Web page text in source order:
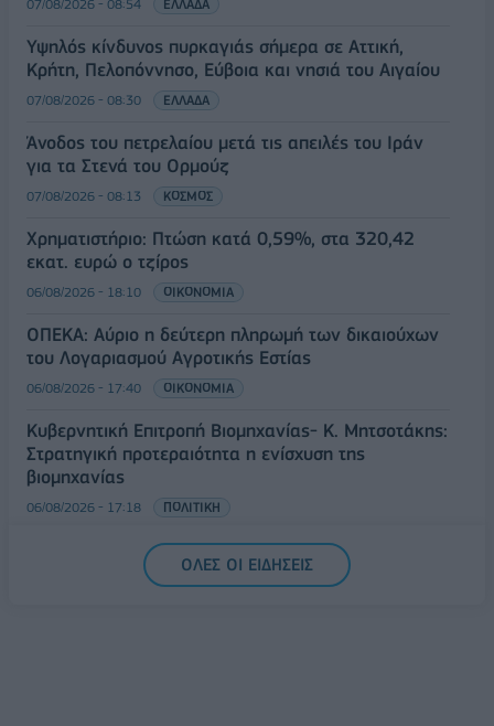
07/08/2026 - 08:54 ΕΛΛΑΔΑ
Υψηλός κίνδυνος πυρκαγιάς σήμερα σε Αττική,
Κρήτη, Πελοπόννησο, Εύβοια και νησιά του Αιγαίου
07/08/2026 - 08:30 ΕΛΛΑΔΑ
Άνοδος του πετρελαίου μετά τις απειλές του Ιράν
για τα Στενά του Ορμούζ
07/08/2026 - 08:13 ΚΟΣΜΟΣ
Χρηματιστήριο: Πτώση κατά 0,59%, στα 320,42
εκατ. ευρώ ο τζίρος
06/08/2026 - 18:10 ΟΙΚΟΝΟΜΙΑ
ΟΠΕΚΑ: Αύριο η δεύτερη πληρωμή των δικαιούχων
του Λογαριασμού Αγροτικής Εστίας
06/08/2026 - 17:40 ΟΙΚΟΝΟΜΙΑ
Κυβερνητική Επιτροπή Βιομηχανίας- Κ. Μητσοτάκης:
Στρατηγική προτεραιότητα η ενίσχυση της
βιομηχανίας
06/08/2026 - 17:18 ΠΟΛΙΤΙΚΗ
ΟΛΕΣ ΟΙ ΕΙΔΗΣΕΙΣ